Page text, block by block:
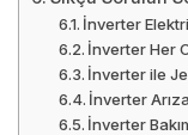
İnverter
İnverter Her
İnverter ile
İnverter
İnverter